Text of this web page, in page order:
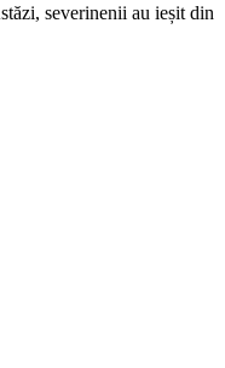
severinenii au ieșit din